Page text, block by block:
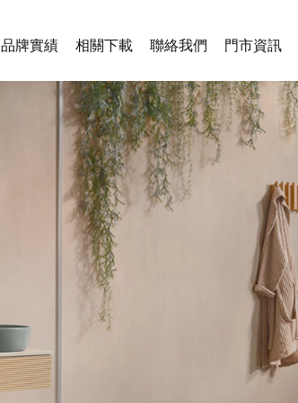
品牌實績 相關下載 聯絡我們 門市資訊